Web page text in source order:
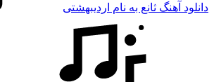
دانلود آهنگ ثانع به نام اردیبهشتی